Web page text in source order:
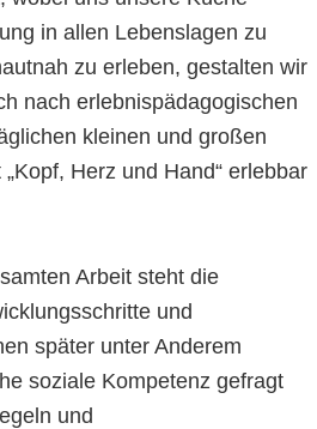
in allen Lebenslagen zu
zu erleben, gestalten wir
nach erlebnispädagogischen
kleinen und großen
Herz und Hand“ erlebbar
Arbeit steht die
und
später unter Anderem
soziale Kompetenz gefragt
und